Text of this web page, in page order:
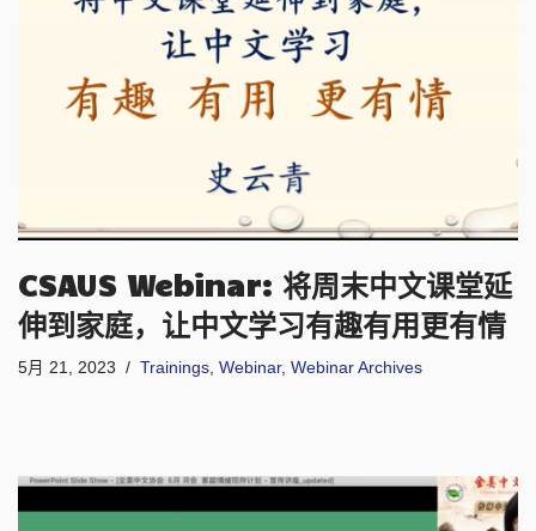
CSAUS Webinar: 将周末中文课堂延
伸到家庭，让中文学习有趣有用更有情
5月 21, 2023 Trainings, Webinar, Webinar Archives